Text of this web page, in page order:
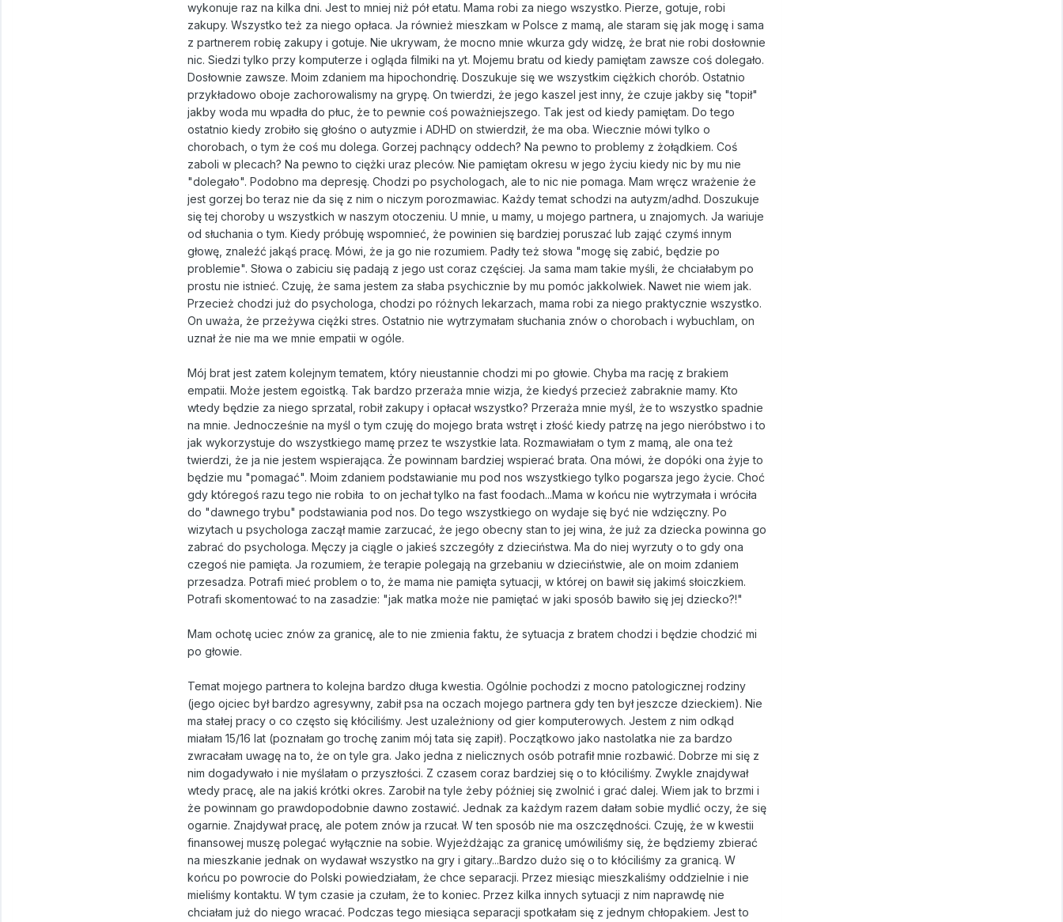
wykonuje raz na kilka dni. Jest to mniej niż pół etatu. Mama robi za niego wszystko. Pierze, gotuje, robi
zakupy. Wszystko też za niego opłaca. Ja również mieszkam w Polsce z mamą, ale staram się jak mogę i sama
z partnerem robię zakupy i gotuje. Nie ukrywam, że mocno mnie wkurza gdy widzę, że brat nie robi dosłownie
nic. Siedzi tylko przy komputerze i ogląda filmiki na yt. Mojemu bratu od kiedy pamiętam zawsze coś dolegało.
Dosłownie zawsze. Moim zdaniem ma hipochondrię. Doszukuje się we wszystkim ciężkich chorób. Ostatnio
przykładowo oboje zachorowalismy na grypę. On twierdzi, że jego kaszel jest inny, że czuje jakby się "topił"
jakby woda mu wpadła do płuc, że to pewnie coś poważniejszego. Tak jest od kiedy pamiętam. Do tego
ostatnio kiedy zrobiło się głośno o autyzmie i ADHD on stwierdził, że ma oba. Wiecznie mówi tylko o
chorobach, o tym że coś mu dolega. Gorzej pachnący oddech? Na pewno to problemy z żołądkiem. Coś
zaboli w plecach? Na pewno to ciężki uraz pleców. Nie pamiętam okresu w jego życiu kiedy nic by mu nie
"dolegało". Podobno ma depresję. Chodzi po psychologach, ale to nic nie pomaga. Mam wręcz wrażenie że
jest gorzej bo teraz nie da się z nim o niczym porozmawiac. Każdy temat schodzi na autyzm/adhd. Doszukuje
się tej choroby u wszystkich w naszym otoczeniu. U mnie, u mamy, u mojego partnera, u znajomych. Ja wariuje
od słuchania o tym. Kiedy próbuję wspomnieć, że powinien się bardziej poruszać lub zająć czymś innym
głowę, znaleźć jakąś pracę. Mówi, że ja go nie rozumiem. Padły też słowa "mogę się zabić, będzie po
problemie". Słowa o zabiciu się padają z jego ust coraz częściej. Ja sama mam takie myśli, że chciałabym po
prostu nie istnieć. Czuję, że sama jestem za słaba psychicznie by mu pomóc jakkolwiek. Nawet nie wiem jak.
Przecież chodzi już do psychologa, chodzi po różnych lekarzach, mama robi za niego praktycznie wszystko.
On uważa, że przeżywa ciężki stres. Ostatnio nie wytrzymałam słuchania znów o chorobach i wybuchlam, on
uznał że nie ma we mnie empatii w ogóle.
Mój brat jest zatem kolejnym tematem, który nieustannie chodzi mi po głowie. Chyba ma rację z brakiem
empatii. Może jestem egoistką. Tak bardzo przeraża mnie wizja, że kiedyś przecież zabraknie mamy. Kto
wtedy będzie za niego sprzatal, robił zakupy i opłacał wszystko? Przeraża mnie myśl, że to wszystko spadnie
na mnie. Jednocześnie na myśl o tym czuję do mojego brata wstręt i złość kiedy patrzę na jego nieróbstwo i to
jak wykorzystuje do wszystkiego mamę przez te wszystkie lata. Rozmawiałam o tym z mamą, ale ona też
twierdzi, że ja nie jestem wspierająca. Że powinnam bardziej wspierać brata. Ona mówi, że dopóki ona żyje to
będzie mu "pomagać". Moim zdaniem podstawianie mu pod nos wszystkiego tylko pogarsza jego życie. Choć
gdy któregoś razu tego nie robiła to on jechał tylko na fast foodach...Mama w końcu nie wytrzymała i wróciła
do "dawnego trybu" podstawiania pod nos. Do tego wszystkiego on wydaje się być nie wdzięczny. Po
wizytach u psychologa zaczął mamie zarzucać, że jego obecny stan to jej wina, że już za dziecka powinna go
zabrać do psychologa. Męczy ja ciągle o jakieś szczegóły z dzieciństwa. Ma do niej wyrzuty o to gdy ona
czegoś nie pamięta. Ja rozumiem, że terapie polegają na grzebaniu w dzieciństwie, ale on moim zdaniem
przesadza. Potrafi mieć problem o to, że mama nie pamięta sytuacji, w której on bawił się jakimś słoiczkiem.
Potrafi skomentować to na zasadzie: "jak matka może nie pamiętać w jaki sposób bawiło się jej dziecko?!"
Mam ochotę uciec znów za granicę, ale to nie zmienia faktu, że sytuacja z bratem chodzi i będzie chodzić mi
po głowie.
Temat mojego partnera to kolejna bardzo długa kwestia. Ogólnie pochodzi z mocno patologicznej rodziny
(jego ojciec był bardzo agresywny, zabił psa na oczach mojego partnera gdy ten był jeszcze dzieckiem). Nie
ma stałej pracy o co często się kłóciliśmy. Jest uzależniony od gier komputerowych. Jestem z nim odkąd
miałam 15/16 lat (poznałam go trochę zanim mój tata się zapił). Początkowo jako nastolatka nie za bardzo
zwracałam uwagę na to, że on tyle gra. Jako jedna z nielicznych osób potrafił mnie rozbawić. Dobrze mi się z
nim dogadywało i nie myślałam o przyszłości. Z czasem coraz bardziej się o to kłóciliśmy. Zwykle znajdywał
wtedy pracę, ale na jakiś krótki okres. Zarobił na tyle żeby później się zwolnić i grać dalej. Wiem jak to brzmi i
że powinnam go prawdopodobnie dawno zostawić. Jednak za każdym razem dałam sobie mydlić oczy, że się
ogarnie. Znajdywał pracę, ale potem znów ja rzucał. W ten sposób nie ma oszczędności. Czuję, że w kwestii
finansowej muszę polegać wyłącznie na sobie. Wyjeżdżając za granicę umówiliśmy się, że będziemy zbierać
na mieszkanie jednak on wydawał wszystko na gry i gitary...Bardzo dużo się o to kłóciliśmy za granicą. W
końcu po powrocie do Polski powiedziałam, że chce separacji. Przez miesiąc mieszkaliśmy oddzielnie i nie
mieliśmy kontaktu. W tym czasie ja czułam, że to koniec. Przez kilka innych sytuacji z nim naprawdę nie
chciałam już do niego wracać. Podczas tego miesiąca separacji spotkałam się z jednym chłopakiem. Jest to